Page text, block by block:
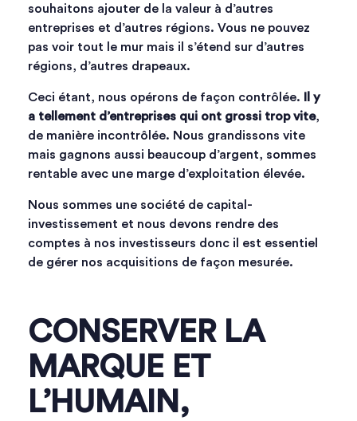
souhaitons ajouter de la valeur à d’autres
entreprises et d’autres régions. Vous ne pouvez
pas voir tout le mur mais il s’étend sur d’autres
régions, d’autres drapeaux.
Ceci étant, nous opérons de façon contrôlée.
Il y
a tellement d’entreprises qui ont grossi trop vite,
de manière incontrôlée. Nous grandissons vite
mais gagnons aussi beaucoup d’argent, sommes
rentable avec une marge d’exploitation élevée.
Nous sommes une société de capital-
investissement et nous devons rendre des
comptes à nos investisseurs donc il est essentiel
de gérer nos acquisitions de façon mesurée.
CONSERVER LA
MARQUE ET
L’HUMAIN,